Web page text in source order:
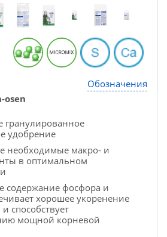
Обозначения
osen
гранулированное
удобрение
необходимые макро- и
в оптимальном
содержание фосфора и
хорошее укоренение
способствует
мощной корневой